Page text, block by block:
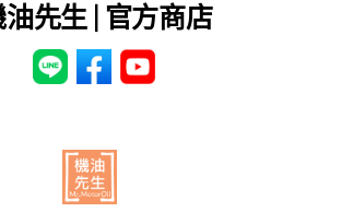
先生 | 官方商店